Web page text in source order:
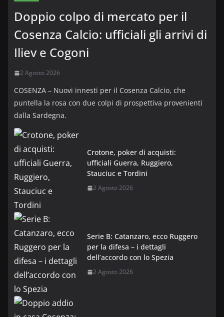
Doppio colpo di mercato per il
Cosenza Calcio: ufficiali gli arrivi di
Iliev e Cogoni
2 Agosto 2026
COSENZA – Nuovi innesti per il Cosenza Calcio, che
puntella la rosa con due colpi di prospettiva provenienti
dalla Sardegna.
Crotone, poker di acquisti:
ufficiali Guerra, Ruggiero,
Stauciuc e Tordini
2 Agosto 2026
Serie B: Catanzaro, ecco Ruggero
per la difesa – i dettagli
dell’accordo con lo Spezia
2 Agosto 2026